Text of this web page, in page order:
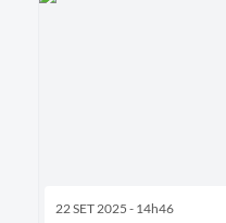
22 SET 2025 - 14h46